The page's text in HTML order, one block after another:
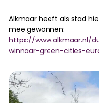
Alkmaar heeft als stad
mee gewonnen:
https://www.alkmaar.nl/
winnaar-green-cities-